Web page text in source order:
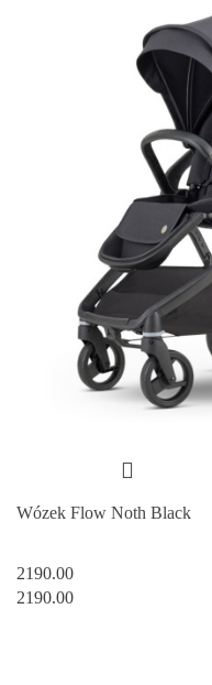
Wózek Flow Noth Black
2190.00
2190.00